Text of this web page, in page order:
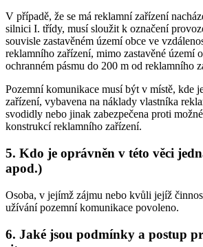
V případě, že se má reklamní zařízení
silnici I. třídy, musí sloužit k označení
souvisle zastavěném území obce ve
reklamního zařízení, mimo zastavěné území
ochranném pásmu do 200 m od reklamního
Pozemní komunikace musí být v místě, kde
zařízení, vybavena na náklady vlastníka
svodidly nebo jinak zabezpečena proti
konstrukcí reklamního zařízení.
5. Kdo je oprávněn v této věci
apod.)
Osoba, v jejímž zájmu nebo kvůli jejíž
užívání pozemní komunikace povoleno.
6. Jaké jsou podmínky a postup